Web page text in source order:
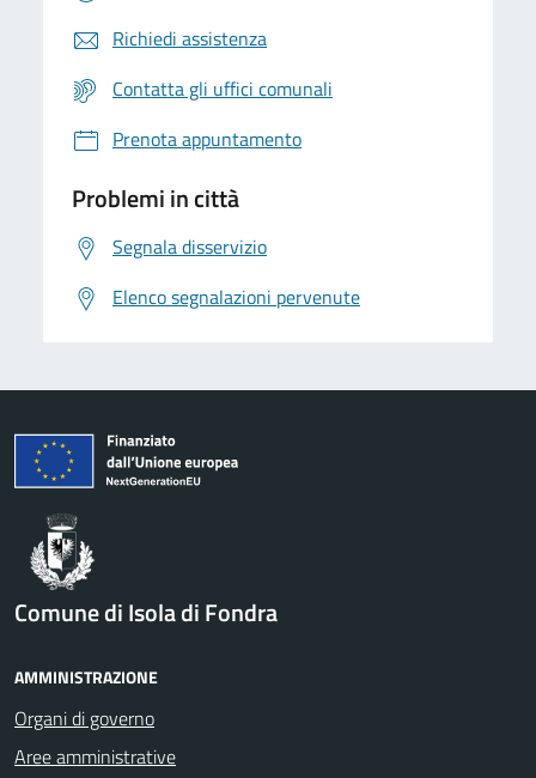
Richiedi assistenza
Contatta gli uffici comunali
Prenota appuntamento
Problemi in città
Segnala disservizio
Elenco segnalazioni pervenute
Comune di Isola di Fondra
AMMINISTRAZIONE
Organi di governo
Aree amministrative